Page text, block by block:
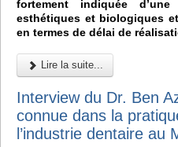
fortement indiquée
esthétiques et biologiques
en termes de délai de
Lire la suite...
Interview du Dr. Ben
connue dans la
l’industrie dentaire au